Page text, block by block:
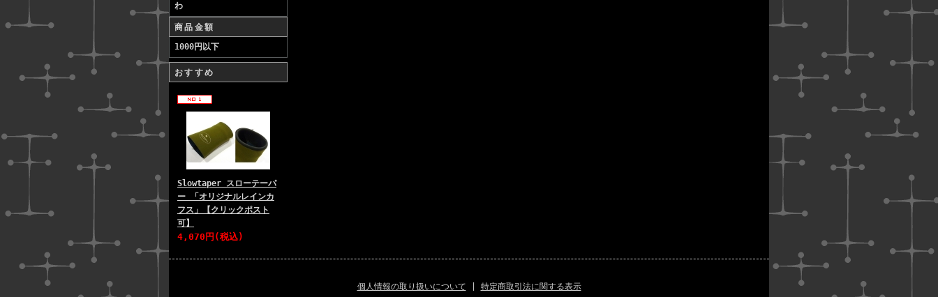
わ
商品金額
1000円以下
おすすめ
Slowtaper スローテーパ
ー 「オリジナルレインカ
フス」【クリックポスト
可】
4,070円(税込)
個人情報の取り扱いについて 特定商取引法に関する表示